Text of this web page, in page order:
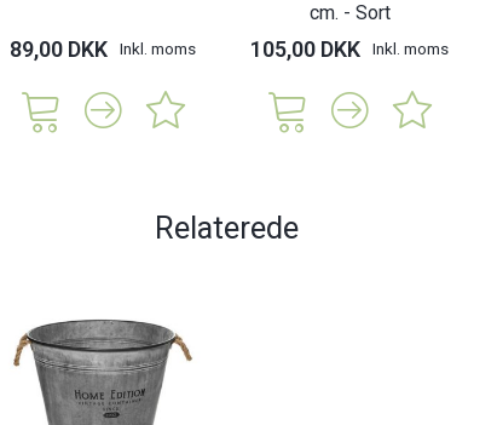
89,00 DKK Inkl. moms
cm. - Sort
105,00 DKK Inkl. moms
Relaterede